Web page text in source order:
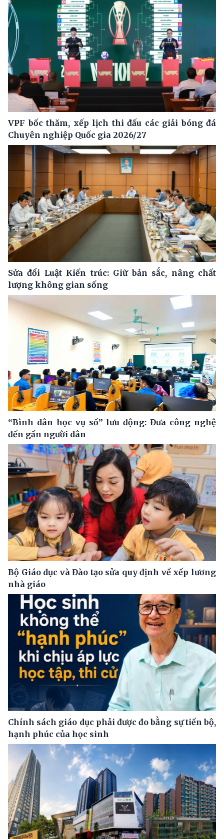
VPF bốc thăm, xếp lịch thi đấu các giải bóng đá
Chuyên nghiệp Quốc gia 2026/27
Sửa đổi Luật Kiến trúc: Giữ bản sắc, nâng chất
lượng không gian sống
“Bình dân học vụ số” lưu động: Đưa công nghệ
đến gần người dân
Bộ Giáo dục và Đào tạo sửa quy định về xếp lương
nhà giáo
Chính sách giáo dục phải được đo bằng sự tiến bộ,
hạnh phúc của học sinh